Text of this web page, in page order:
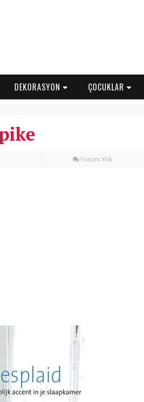
DEKORASYON ÇOCUKLAR
Yorum Yok